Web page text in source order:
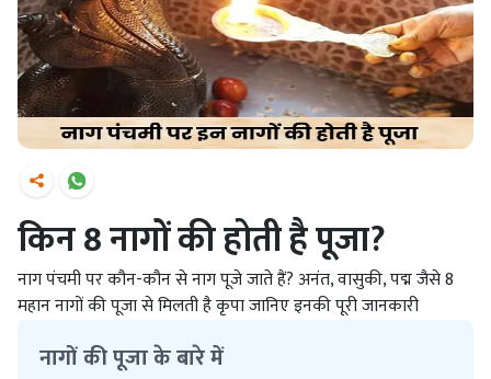
किन 8 नागों की होती है पूजा?
नाग पंचमी पर कौन-कौन से नाग पूजे जाते हैं? अनंत, वासुकी, पद्म जैसे 8
महान नागों की पूजा से मिलती है कृपा जानिए इनकी पूरी जानकारी
नागों की पूजा के बारे में